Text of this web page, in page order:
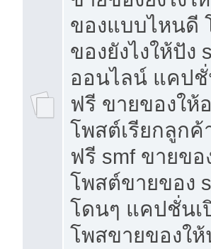
ของแบบไหนดี
ของยังไงให้ปั
ออนไลน์ แคป
ฟรี ขายของให้
โพสต์เรียกลูกค้
ฟรี smf ขายขอ
โพสต์ขายของ
โดนๆ แคปชั่นเ
โพสขายของใ